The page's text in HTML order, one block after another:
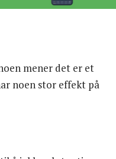
mener det er et
noen stor effekt på